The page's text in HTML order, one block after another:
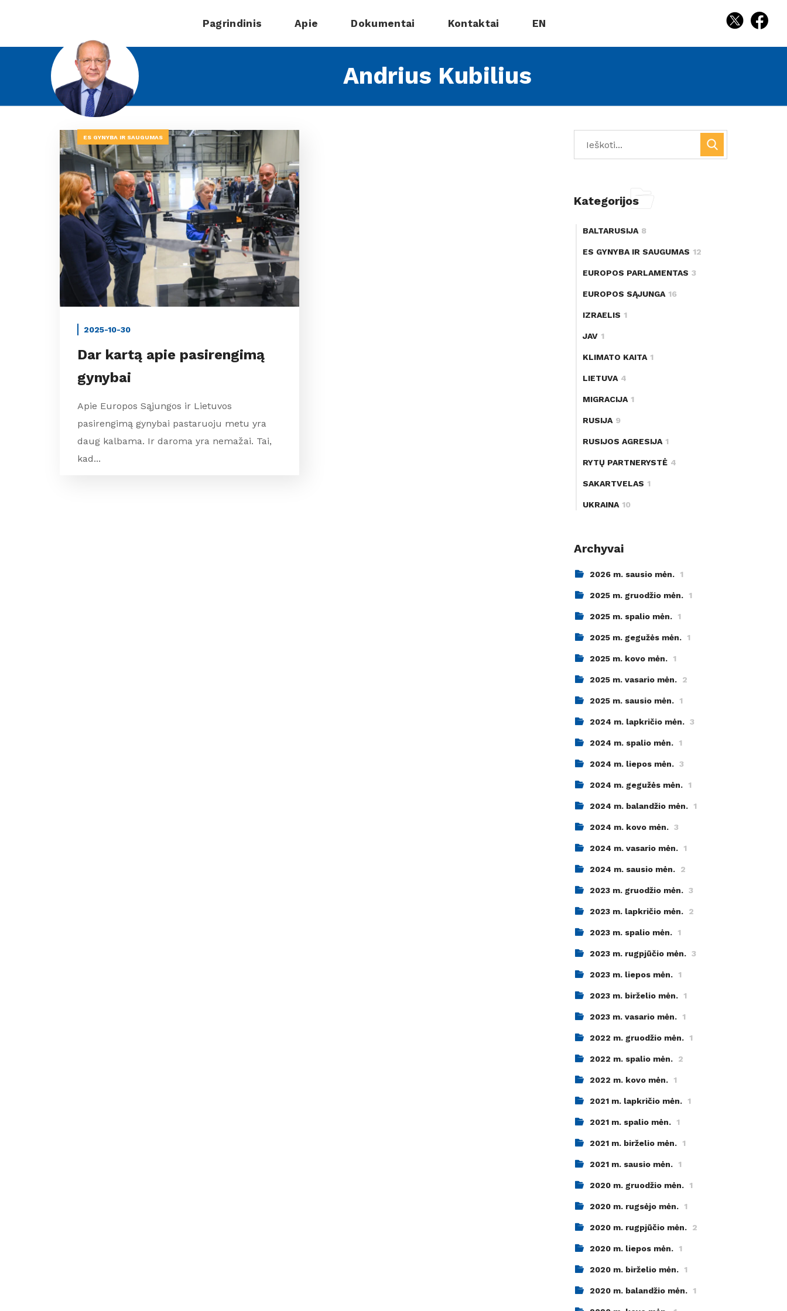
Pagrindinis Apie Dokumentai Kontaktai EN
Andrius Kubilius
ES GYNYBA IR SAUGUMAS
2025-10-30
Dar kartą apie pasirengimą
gynybai
Apie Europos Sąjungos ir Lietuvos
pasirengimą gynybai pastaruoju metu yra
daug kalbama. Ir daroma yra nemažai. Tai,
kad...
Kategorijos
BALTARUSIJA 8
ES GYNYBA IR SAUGUMAS 12
EUROPOS PARLAMENTAS 3
EUROPOS SĄJUNGA 16
IZRAELIS 1
JAV 1
KLIMATO KAITA 1
LIETUVA 4
MIGRACIJA 1
RUSIJA 9
RUSIJOS AGRESIJA 1
RYTŲ PARTNERYSTĖ 4
SAKARTVELAS 1
UKRAINA 10
Archyvai
2026 m. sausio mėn. 1
2025 m. gruodžio mėn. 1
2025 m. spalio mėn. 1
2025 m. gegužės mėn. 1
2025 m. kovo mėn. 1
2025 m. vasario mėn. 2
2025 m. sausio mėn. 1
2024 m. lapkričio mėn. 3
2024 m. spalio mėn. 1
2024 m. liepos mėn. 3
2024 m. gegužės mėn. 1
2024 m. balandžio mėn. 1
2024 m. kovo mėn. 3
2024 m. vasario mėn. 1
2024 m. sausio mėn. 2
2023 m. gruodžio mėn. 3
2023 m. lapkričio mėn. 2
2023 m. spalio mėn. 1
2023 m. rugpjūčio mėn. 3
2023 m. liepos mėn. 1
2023 m. birželio mėn. 1
2023 m. vasario mėn. 1
2022 m. gruodžio mėn. 1
2022 m. spalio mėn. 2
2022 m. kovo mėn. 1
2021 m. lapkričio mėn. 1
2021 m. spalio mėn. 1
2021 m. birželio mėn. 1
2021 m. sausio mėn. 1
2020 m. gruodžio mėn. 1
2020 m. rugsėjo mėn. 1
2020 m. rugpjūčio mėn. 2
2020 m. liepos mėn. 1
2020 m. birželio mėn. 1
2020 m. balandžio mėn. 1